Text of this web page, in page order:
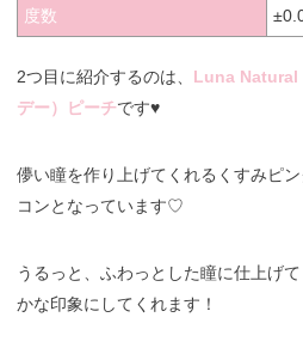
度数
2つ目に紹介するのは、 Luna Natural
デー）ピーチです♥
儚い瞳を作り上げてくれるくすみピ
コンとなっています♡
うるっと、ふわっとした瞳に仕上げ
かな印象にしてくれます！